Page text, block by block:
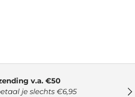
v.a. €50
je slechts €6,95